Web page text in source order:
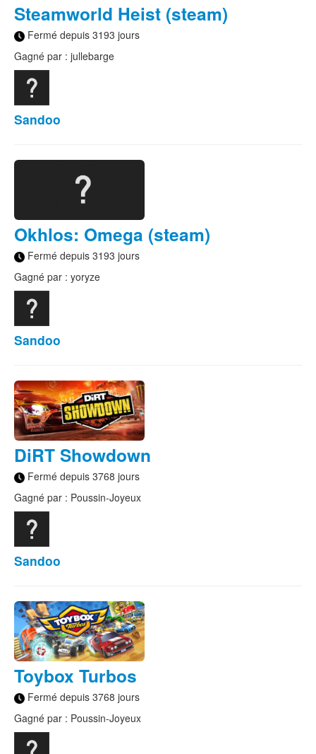
Steamworld Heist (steam)
Fermé depuis 3193 jours
Gagné par : jullebarge
Sandoo
Okhlos: Omega (steam)
Fermé depuis 3193 jours
Gagné par : yoryze
Sandoo
DiRT Showdown
Fermé depuis 3768 jours
Gagné par : Poussin-Joyeux
Sandoo
Toybox Turbos
Fermé depuis 3768 jours
Gagné par : Poussin-Joyeux